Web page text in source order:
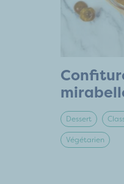
Dessert
Végétarien